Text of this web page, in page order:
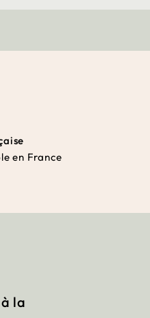
en France
la